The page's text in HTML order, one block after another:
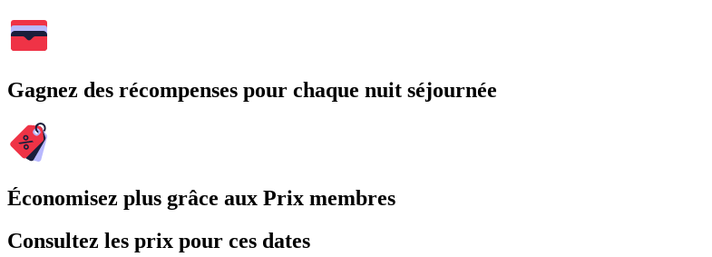
Gagnez des récompenses pour chaque nuit séjournée
Économisez plus grâce aux Prix membres
Consultez les prix pour ces dates